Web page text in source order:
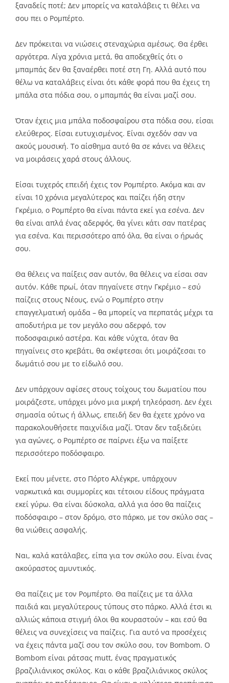
ξαναδείς ποτέ; Δεν μπορείς να καταλάβεις τι θέλει να
σου πει ο Ρομπέρτο.
Δεν πρόκειται να νιώσεις στεναχώρια αμέσως. Θα έρθει
αργότερα. Λίγα χρόνια μετά, θα αποδεχθείς ότι ο
μπαμπάς δεν θα ξαναέρθει ποτέ στη Γη. Αλλά αυτό που
θέλω να καταλάβεις είναι ότι κάθε φορά που θα έχεις τη
μπάλα στα πόδια σου, ο μπαμπάς θα είναι μαζί σου.
Όταν έχεις μια μπάλα ποδοσφαίρου στα πόδια σου, είσαι
ελεύθερος. Είσαι ευτυχισμένος. Είναι σχεδόν σαν να
ακούς μουσική. Το αίσθημα αυτό θα σε κάνει να θέλεις
να μοιράσεις χαρά στους άλλους.
Είσαι τυχερός επειδή έχεις τον Ρομπέρτο. Ακόμα και αν
είναι 10 χρόνια μεγαλύτερος και παίζει ήδη στην
Γκρέμιο, ο Ρομπέρτο θα είναι πάντα εκεί για εσένα. Δεν
θα είναι απλά ένας αδερφός, θα γίνει κάτι σαν πατέρας
για εσένα. Και περισσότερο από όλα, θα είναι ο ήρωάς
σου.
Θα θέλεις να παίξεις σαν αυτόν, θα θέλεις να είσαι σαν
αυτόν. Κάθε πρωί, όταν πηγαίνετε στην Γκρέμιο – εσύ
παίζεις στους Νέους, ενώ ο Ρομπέρτο στην
επαγγελματική ομάδα – θα μπορείς να περπατάς μέχρι τα
αποδυτήρια με τον μεγάλο σου αδερφό, τον
ποδοσφαιρικό αστέρα. Και κάθε νύχτα, όταν θα
πηγαίνεις στο κρεβάτι, θα σκέφτεσαι ότι μοιράζεσαι το
δωμάτιό σου με το είδωλό σου.
Δεν υπάρχουν αφίσες στους τοίχους του δωματίου που
μοιράζεστε, υπάρχει μόνο μια μικρή τηλεόραση. Δεν έχει
σημασία ούτως ή άλλως, επειδή δεν θα έχετε χρόνο να
παρακολουθήσετε παιχνίδια μαζί. Όταν δεν ταξιδεύει
για αγώνες, ο Ρομπέρτο σε παίρνει έξω να παίξετε
περισσότερο ποδόσφαιρο.
Εκεί που μένετε, στο Πόρτο Αλέγκρε, υπάρχουν
ναρκωτικά και συμμορίες και τέτοιου είδους πράγματα
εκεί γύρω. Θα είναι δύσκολα, αλλά για όσο θα παίζεις
ποδόσφαιρο – στον δρόμο, στο πάρκο, με τον σκύλο σας –
θα νιώθεις ασφαλής.
Ναι, καλά κατάλαβες, είπα για τον σκύλο σου. Είναι ένας
ακούραστος αμυντικός.
Θα παίζεις με τον Ρομπέρτο. Θα παίζεις με τα άλλα
παιδιά και μεγαλύτερους τύπους στο πάρκο. Αλλά έτσι κι
αλλιώς κάποια στιγμή όλοι θα κουραστούν – και εσύ θα
θέλεις να συνεχίσεις να παίζεις. Για αυτό να προσέχεις
να έχεις πάντα μαζί σου τον σκύλο σου, τον Bombom. Ο
Bombom είναι ράτσας mutt, ένας πραγματικός
βραζιλιάνικος σκύλος. Και ο κάθε βραζιλιάνικος σκύλος